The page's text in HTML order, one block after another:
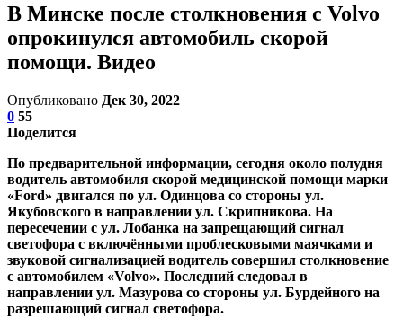
В Минске после столкновения с Volvo
опрокинулся автомобиль скорой
помощи. Видео
Опубликовано Дек 30, 2022
0 55
Поделится
По предварительной информации, сегодня около полудня
водитель автомобиля скорой медицинской помощи марки
«Ford» двигался по ул. Одинцова со стороны ул.
Якубовского в направлении ул. Скрипникова. На
пересечении с ул. Лобанка на запрещающий сигнал
светофора с включёнными проблесковыми маячками и
звуковой сигнализацией водитель совершил столкновение
с автомобилем «Volvo». Последний следовал в
направлении ул. Мазурова со стороны ул. Бурдейного на
разрешающий сигнал светофора.